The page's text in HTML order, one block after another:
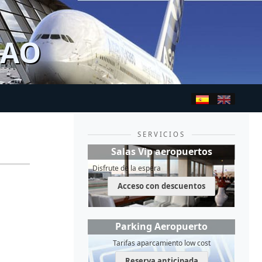
SERVICIOS
Salas Vip aeropuertos
Disfrute de la espera
Acceso con descuentos
Parking Aeropuerto
Tarifas aparcamiento low cost